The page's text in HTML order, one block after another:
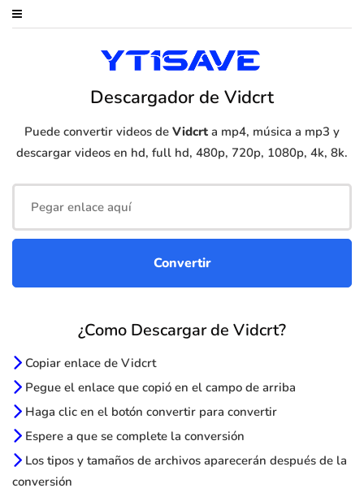
Descargador de Vidcrt
Puede convertir videos de Vidcrt a mp4, música a mp3 y
descargar videos en hd, full hd, 480p, 720p, 1080p, 4k, 8k.
¿Como Descargar de Vidcrt?
Copiar enlace de Vidcrt
Pegue el enlace que copió en el campo de arriba
Haga clic en el botón convertir para convertir
Espere a que se complete la conversión
Los tipos y tamaños de archivos aparecerán después de la
conversión